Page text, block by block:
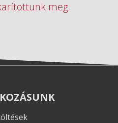
meg